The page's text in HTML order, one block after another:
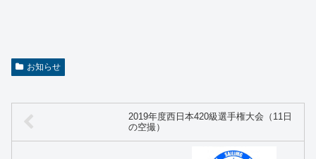
お知らせ
2019年度西日本420級選手権大会（11日
の空撮）